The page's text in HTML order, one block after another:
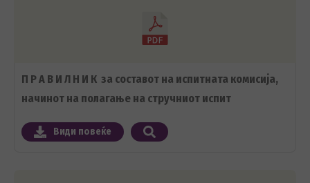
П Р А В И Л Н И К за составот на испитната комисија,
начинот на полагање на стручниот испит
Види повеќе